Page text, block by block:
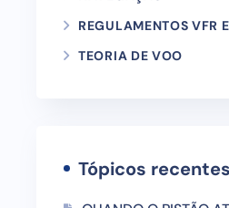
REGULAMENTOS VFR
TEORIA DE VOO
Tópicos recentes